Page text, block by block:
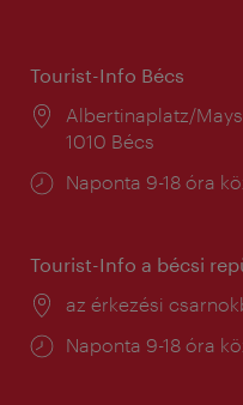
Tourist-Info Bécs
Helyszín:
Albertinaplatz/
1010 Bécs
Nyitva
Naponta 9-18 óra
Tourist-Info a bécsi
Helyszín:
az érkezési
Nyitva
Naponta 9-18 óra